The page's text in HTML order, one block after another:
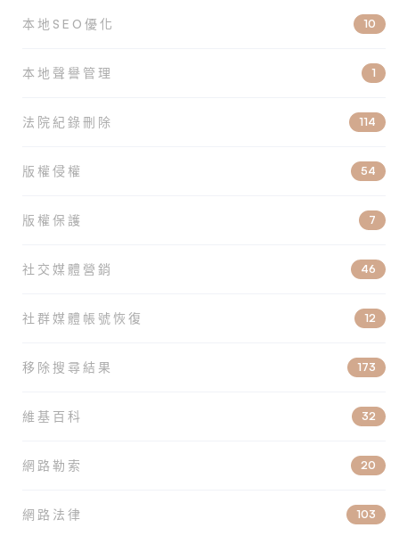
本地SEO優化 10
本地聲譽管理 1
法院紀錄刪除 114
版權侵權 54
版權保護 7
社交媒體營銷 46
社群媒體帳號恢復 12
移除搜尋結果 173
維基百科 32
網路勒索 20
網路法律 103